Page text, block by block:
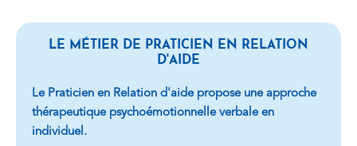
LE MÉTIER DE PRATICIEN EN RELATION
D'AIDE
Le Praticien en Relation d'aide propose une approche
thérapeutique psychoémotionnelle verbale en
individuel.